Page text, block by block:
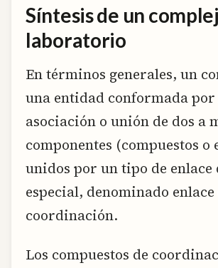
Síntesis de un
laboratorio
En términos generales, un
una entidad conformada
asociación o unión de dos a
componentes (compuestos o
unidos por un tipo de enlace
especial, denominado enlace
coordinación.
Los compuestos de